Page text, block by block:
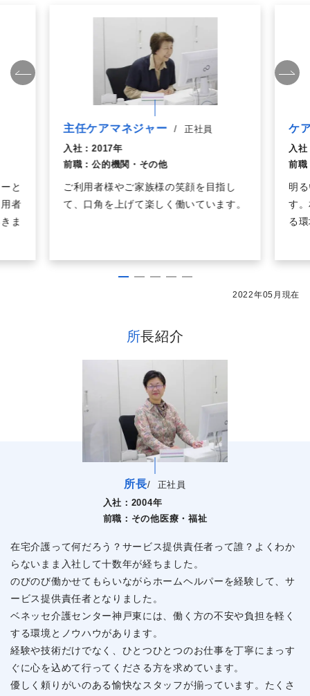
と
者
ま
主任ケアマネジャー /
正社員
入社：2017年
前職：公的機関・その他
ご利用者様やご家族様の笑顔を目指し
て、口角を上げて楽しく働いています。
ケ
入社
前職
明
す
る
2022年05月現在
所長紹介
所長/
正社員
入社： 2004年
前職： その他医療・福祉
在宅介護って何だろう？サービス提供責任者って誰？よくわか
らないまま入社して十数年が経ちました。
のびのび働かせてもらいながらホームヘルパーを経験して、サ
ービス提供責任者となりました。
ベネッセ介護センター神戸東には、働く方の不安や負担を軽く
する環境とノウハウがあります。
経験や技術だけでなく、ひとつひとつのお仕事を丁寧にまっす
ぐに心を込めて行ってくださる方を求めています。
優しく頼りがいのある愉快なスタッフが揃っています。たくさ